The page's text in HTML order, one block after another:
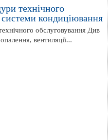
технічного
системи кондиціювання
обслуговування Див
вентиляції...